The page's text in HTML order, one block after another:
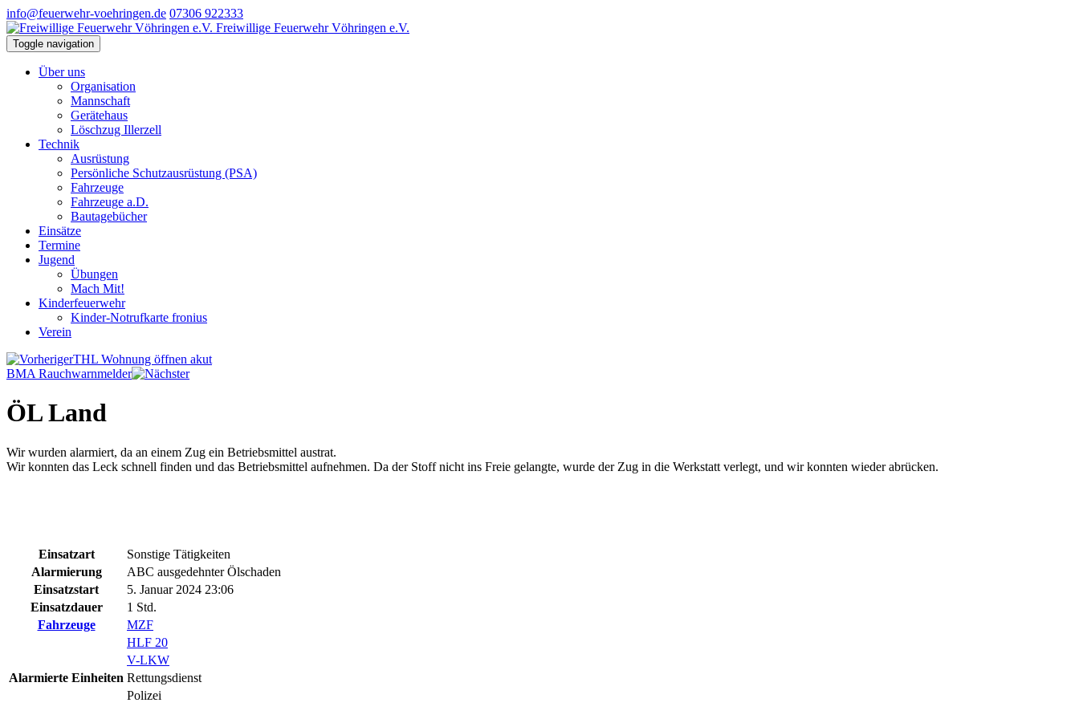
info@feuerwehr-voehringen.de 07306 922333
Freiwillige Feuerwehr Vöhringen e.V.
Toggle navigation
Über uns
Organisation
Mannschaft
Gerätehaus
Löschzug Illerzell
Technik
Ausrüstung
Persönliche Schutzausrüstung (PSA)
Fahrzeuge
Fahrzeuge a.D.
Bautagebücher
Einsätze
Termine
Jugend
Übungen
Mach Mit!
Kinderfeuerwehr
Kinder-Notrufkarte fronius
Verein
THL Wohnung öffnen akut
BMA Rauchwarnmelder
ÖL Land
Wir wurden alarmiert, da an einem Zug ein Betriebsmittel austrat.
Wir konnten das Leck schnell finden und das Betriebsmittel aufnehmen. Da der Stoff nicht ins Freie gelangte, wurde der Zug in die Werkstatt verlegt, und wir konnten wieder abrücken.
Einsatzart
Sonstige Tätigkeiten
Alarmierung
ABC ausgedehnter Ölschaden
Einsatzstart
5. Januar 2024 23:06
Einsatzdauer
1 Std.
Fahrzeuge
MZF
HLF 20
V-LKW
Alarmierte Einheiten Rettungsdienst
Polizei